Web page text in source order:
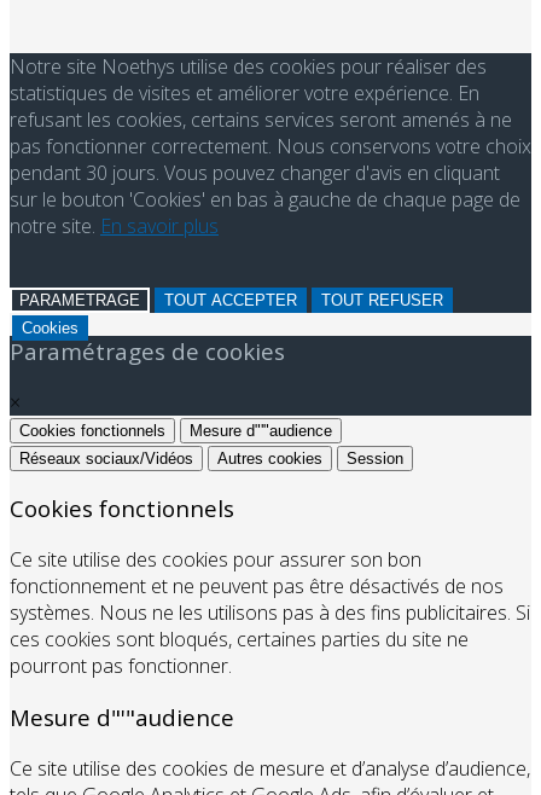
Notre site Noethys utilise des cookies pour réaliser des
statistiques de visites et améliorer votre expérience. En
refusant les cookies, certains services seront amenés à ne
pas fonctionner correctement. Nous conservons votre choix
pendant 30 jours. Vous pouvez changer d'avis en cliquant
sur le bouton 'Cookies' en bas à gauche de chaque page de
notre site. En savoir plus
PARAMETRAGE TOUT ACCEPTER
TOUT REFUSER
Cookies
Paramétrages de cookies
×
Cookies fonctionnels
Mesure d"'"audience
Réseaux sociaux/Vidéos
Autres cookies Session
Cookies fonctionnels
Ce site utilise des cookies pour assurer son bon
fonctionnement et ne peuvent pas être désactivés de nos
systèmes. Nous ne les utilisons pas à des fins publicitaires. Si
ces cookies sont bloqués, certaines parties du site ne
pourront pas fonctionner.
Mesure d"'"audience
Ce site utilise des cookies de mesure et d’analyse d’audience,